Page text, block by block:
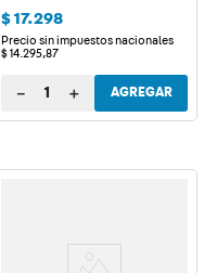
$17.298
Precio sin impuestos nacionales
$14.295,87
＋
－ AGREGAR